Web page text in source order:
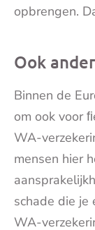
opbrengen.
Ook
Binnen de
om ook voor
WA-
mensen hier
schade die je
WA-